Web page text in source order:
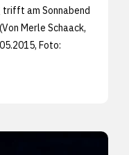
trifft am Sonnabend
Merle Schaack,
Foto: